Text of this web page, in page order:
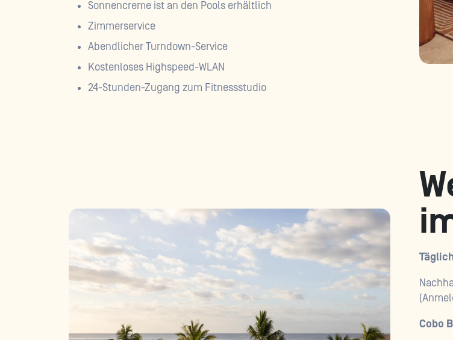
Sonnencreme ist an den Pools erhältlich
Zimmerservice
Abendlicher Turndown-Service
Kostenloses Highspeed-WLAN
24-Stunden-Zugang zum Fitnessstudio
Cobo